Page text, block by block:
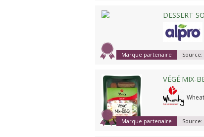
DESSERT
Marque partenaire Source:
VÉGÉ'MIX-
Marque partenaire Source: